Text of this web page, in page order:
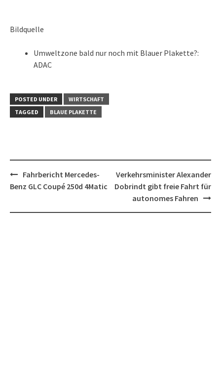
Bildquelle
Umweltzone bald nur noch mit Blauer Plakette?:
ADAC
POSTED UNDER
WIRTSCHAFT
TAGGED
BLAUE PLAKETTE
Post
navigation
Fahrbericht Mercedes-
Benz GLC Coupé 250d 4Matic
Verkehrsminister Alexander
Dobrindt gibt freie Fahrt für
autonomes Fahren